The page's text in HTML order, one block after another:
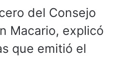
del Consejo
Macario, explicó
que emitió el